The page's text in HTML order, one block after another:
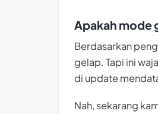
Apakah mode
Berdasarkan
gelap. Tapi ini
di update
Nah, sekarang